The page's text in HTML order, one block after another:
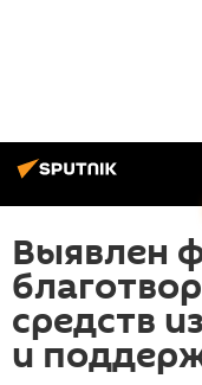
Выявлен
средств
и